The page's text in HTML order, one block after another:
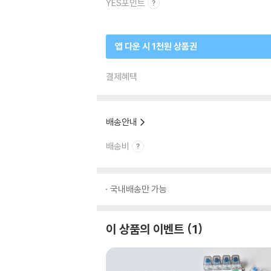
YES포인트
앱 다운 시 1천원 상품권
결제혜택
배송안내
배송비
국내배송만 가능
이 상품의 이벤트 1